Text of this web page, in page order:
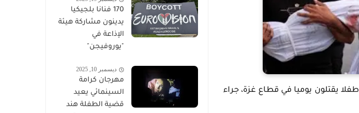
فلسطين24: قالت منظمة الأمم المتحدة للطفولة (يونيسف)، إن نحو 28 طفلا يقتلون يوميا في قطاع غزة، جراء
170 فنانا بلجيكيا
يدينون مشاركة هيئة
الإذاعة في
"يوروفيجن"
ديسمبر 10, 2025
مهرجان كرامة
السينمائي يعيد
قضية الطفلة هند